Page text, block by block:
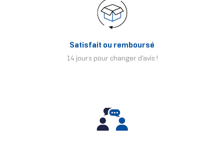
Satisfait ou remboursé
14 jours pour changer d'avis !